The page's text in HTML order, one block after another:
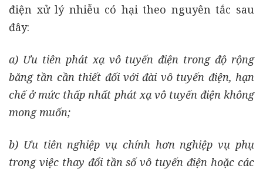
điện xử lý nhiễu có hại theo nguyên tắc sau
đây:
a) Ưu tiên phát xạ vô tuyến điện trong độ rộng
băng tần cần thiết đối với đài vô tuyến điện, hạn
chế ở mức thấp nhất phát xạ vô tuyến điện không
mong muốn;
b) Ưu tiên nghiệp vụ chính hơn nghiệp vụ phụ
trong việc thay đổi tần số vô tuyến điện hoặc các